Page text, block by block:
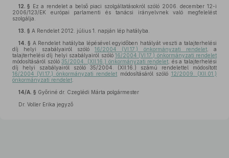
12. § Ez a rendelet a belső piaci szolgáltatásokról szóló 2006. december 12-i
2006/123/EK európai parlamenti és tanácsi irányelvnek való megfelelést
szolgálja.
13. § A Rendelet 2012. július 1. napján lép hatályba.
14. § A Rendelet hatályba lépésével egyidőben hatályát veszti a talajterhelési
díj helyi szabályairól szóló 16/2004 (VI.17.) önkormányzati rendelet, a
talajterhelési díj helyi szabályairól szóló 16/2004 (VI.17.) önkormányzati rendelet
módosításáról szóló35/2004. (XII.16.) önkormányzati rendelet , és a talajterhelési
díj helyi szabályairól szóló 35/2004. (XII.16.) számú rendelettel módosított
16/2004 (VI.17.) önkormányzati rendelet módosításáról szóló 12/2009. (XII.01.)
önkormányzati rendelet
14/A. § Győriné dr. Czeglédi Márta polgármester
Dr. Voller Erika jegyző